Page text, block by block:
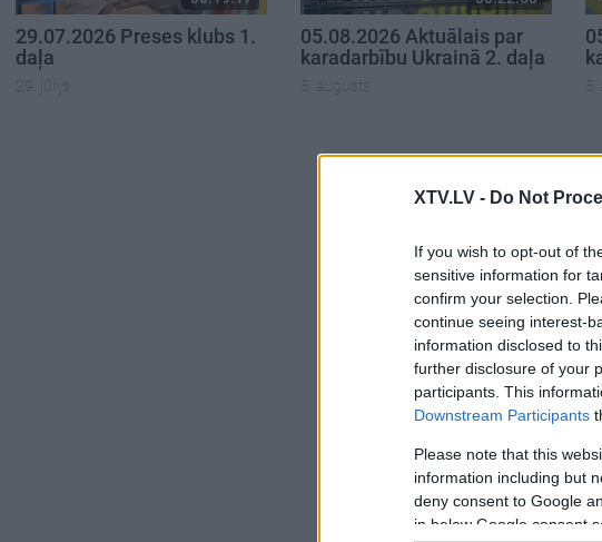
XTV.LV - Do Not
If you wish to opt-out of
sensitive information for
confirm your selection.
continue seeing interest-
information disclosed to
further disclosure of your
participants. This
Downstream Participants
Please note that this
information including but
deny consent to Google
in below Google consent
29.07.2026 Preses klubs 1.
daļa
29. jūlijs
05.08.2026 Aktuālais par
karadarbību Ukrainā 2. daļa
5. augusts 5.